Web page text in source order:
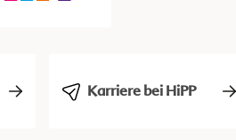
Karriere bei HiPP